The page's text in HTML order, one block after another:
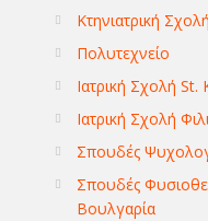
Κτηνιατρική Σχολή
Πολυτεχνείο
Ιατρική Σχολή
Ιατρική Σχολή
Σπουδές
Σπουδές
Βουλγαρία